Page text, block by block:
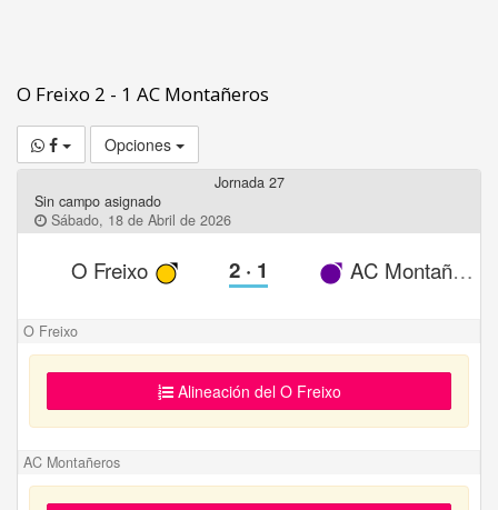
O Freixo 2 - 1 AC Montañeros
Opciones
Jornada 27
Sin campo asignado
Sábado, 18 de Abril de 2026
O Freixo 2 · 1 AC Montañeros
O Freixo
Alineación del O Freixo
AC Montañeros